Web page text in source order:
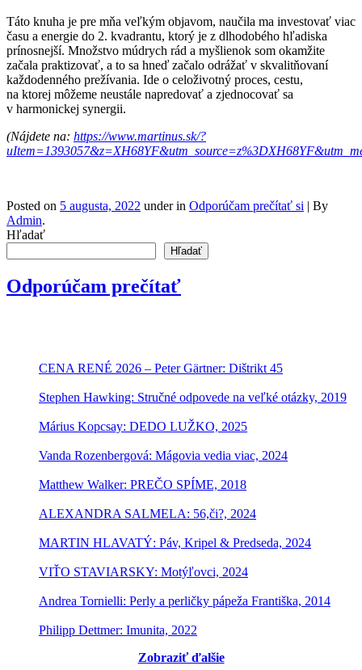
Táto knuha je pre mňa veľkým objavom, naučila ma investovať viac
času a energie do 2. kvadrantu, ktorý je z dlhodobého hľadiska
prínosnejší. Množstvo múdrych rád a myšlienok som okamžite
začala praktizovať, a to sa hneď začalo odrážať v skvalitňovaní
každodenného prežívania. Ide o celoživotný proces, cestu,
na ktorej môžeme neustále napredovať a zjednocovať sa
v harmonickej synergii.
(Nájdete na: https://www.martinus.sk/?
Posted on 5 augusta, 2022 under in Odporúčam prečítať si | By
Admin.
Hľadať
Hľadať
Odporúčam prečítať
CENA RENÉ 2026 – Peter Gärtner: Dištrikt 45
Stephen Hawking: Stručné odpovede na veľké otázky, 2019
Márius Kopcsay: DEDO LUŽKO, 2025
Vanda Rozenbergová: Mágovia vedia viac, 2024
Matthew Walker: PREČO SPÍME, 2018
ALEXANDRA SALMELA: 56,či?, 2024
MARTIN HLAVATÝ: Páv, Kripel & Predseda, 2024
VIŤO STAVIARSKY: Motýľovci, 2024
Andrea Tornielli: Perly a perličky pápeža Františka, 2014
Philipp Dettmer: Imunita, 2022
Zobraziť ďalšie